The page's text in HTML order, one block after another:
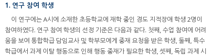
1. 연구 참여 학생
이 연구에는 A시에 소재한 초등학교에 재학 중인 경도 지적장애 학생 2명이
참여하였다. 연구 참여 학생의 선정 기준은 다음과 같다. 첫째, 수업 참여에 어려
움을 보여 통합학급 담임교사 및 학부모에게 중재 요청을 받은 학생, 둘째, 특수
학급에서 과제 이탈 행동으로 인해 행동 중재가 필요한 학생, 셋째, 독립 과제 시